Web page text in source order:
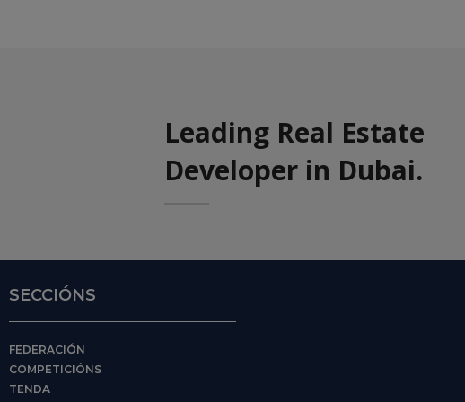
Leading Real Estate
Developer in Dubai.
SECCIÓNS
FEDERACIÓN
COMPETICIÓNS
TENDA